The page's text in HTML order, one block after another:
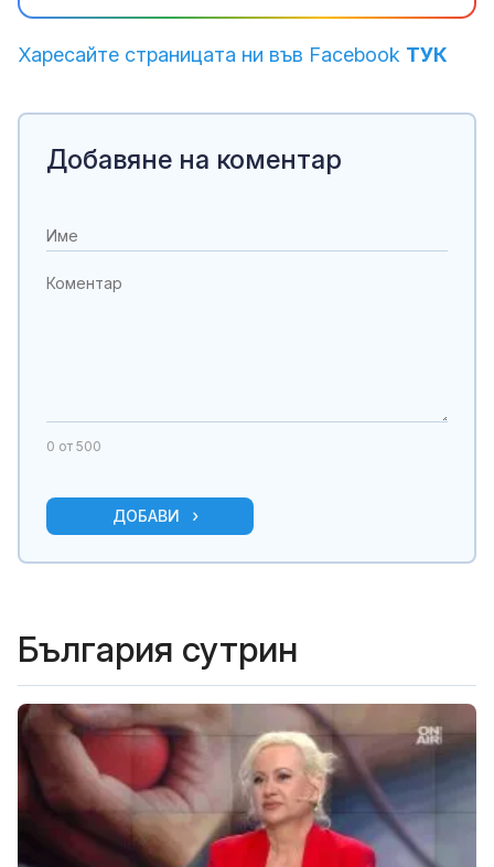
Харесайте страницата ни във Facebook ТУК
Добавяне на коментар
0 от 500
ДОБАВИ
България сутрин